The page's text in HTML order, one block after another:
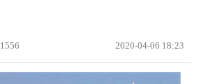
1556 2020-04-06 18:23